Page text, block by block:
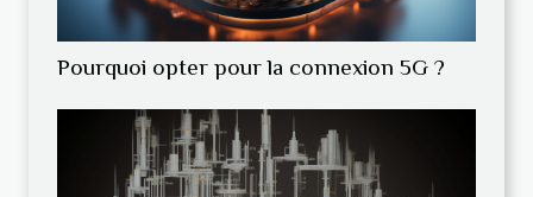
Pourquoi opter pour la connexion 5G ?